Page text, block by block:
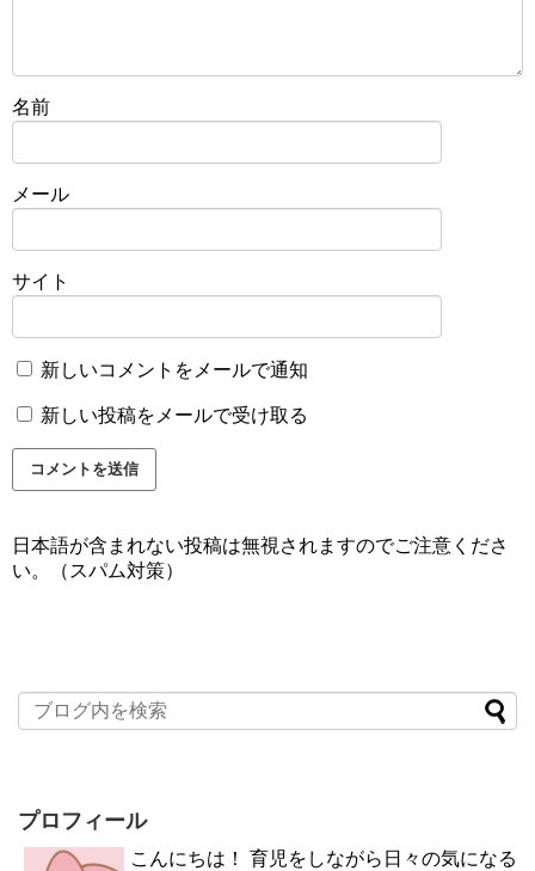
名前
メール
サイト
新しいコメントをメールで通知
新しい投稿をメールで受け取る
日本語が含まれない投稿は無視されますのでご注意くださ
い。（スパム対策）
プロフィール
こんにちは！ 育児をしながら日々の気になる